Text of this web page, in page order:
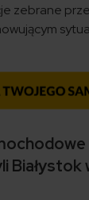
zebrane
Białystok